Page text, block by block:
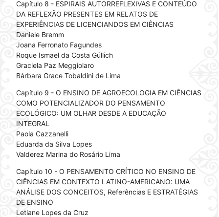
Capítulo 8 - ESPIRAIS AUTORREFLEXIVAS E CONTEÚDO
DA REFLEXÃO PRESENTES EM RELATOS DE
EXPERIÊNCIAS DE LICENCIANDOS EM CIÊNCIAS
Daniele Bremm
Joana Ferronato Fagundes
Roque Ismael da Costa Güllich
Graciela Paz Meggiolaro
Bárbara Grace Tobaldini de Lima
Capítulo 9 - O ENSINO DE AGROECOLOGIA EM CIÊNCIAS
COMO POTENCIALIZADOR DO PENSAMENTO
ECOLÓGICO: UM OLHAR DESDE A EDUCAÇÃO
INTEGRAL
Paola Cazzanelli
Eduarda da Silva Lopes
Valderez Marina do Rosário Lima
Capítulo 10 - O PENSAMENTO CRÍTICO NO ENSINO DE
CIÊNCIAS EM CONTEXTO LATINO-AMERICANO: UMA
ANÁLISE DOS CONCEITOS, Referências E ESTRATÉGIAS
DE ENSINO
Letiane Lopes da Cruz